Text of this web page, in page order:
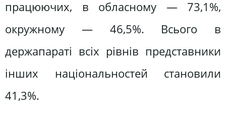
працюючих, в обласному — 73,1%,
окружному — 46,5%. Всього в
держапараті всіх рівнів представники
інших національностей становили
41,3%.